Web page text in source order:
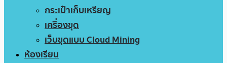
กระเป๋าเก็บเหรียญ
เครื่องขุด
เว็บขุดแบบ Cloud Mining
ห้องเรียน